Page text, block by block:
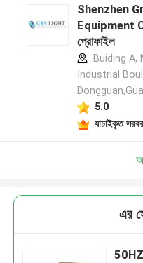
Shenzhen
Equipment
প্রোফাইল
Buiding A,
Industrial
5.0
যাচাইকৃত
এর
50HZ